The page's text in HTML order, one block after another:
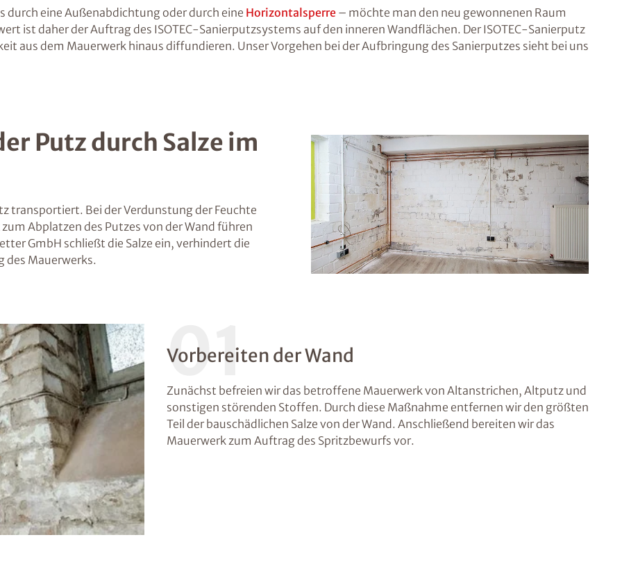
durch eine Außenabdichtung oder durch eine Horizontalsperre – möchte man den neu gewonnenen Raum
ist daher der Auftrag des ISOTEC-Sanierputzsystems auf den inneren Wandflächen. Der ISOTEC-Sanierputz
aus dem Mauerwerk hinaus diffundieren. Unser Vorgehen bei der Aufbringung des Sanierputzes sieht bei uns
Putz durch Salze im
transportiert. Bei der Verdunstung der Feuchte
Abplatzen des Putzes von der Wand führen
GmbH schließt die Salze ein, verhindert die
des Mauerwerks.
01
Vorbereiten der Wand
Zunächst befreien wir das betroffene Mauerwerk von Altanstrichen, Altputz und
sonstigen störenden Stoffen. Durch diese Maßnahme entfernen wir den größten
Teil der bauschädlichen Salze von der Wand. Anschließend bereiten wir das
Mauerwerk zum Auftrag des Spritzbewurfs vor.